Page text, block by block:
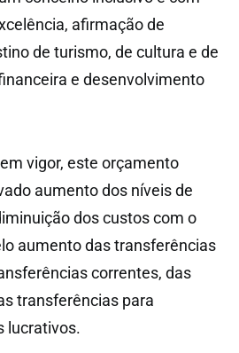
afirmação de
de turismo, de cultura e de
e desenvolvimento
vigor, este orçamento
aumento dos níveis de
dos custos com o
aumento das transferências
correntes, das
transferências para
lucrativos.